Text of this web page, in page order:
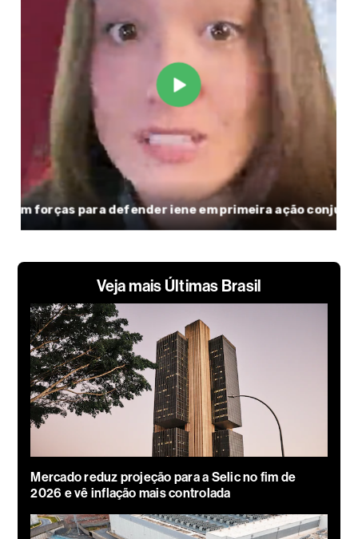
Veja mais Últimas Brasil
Mercado reduz projeção para a Selic no fim de
2026 e vê inflação mais controlada